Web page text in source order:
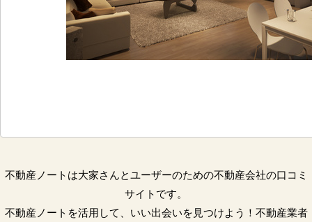
不動産ノートは大家さんとユーザーのための不動産会社の口コミ
サイトです。
不動産ノートを活用して、いい出会いを見つけよう！不動産業者